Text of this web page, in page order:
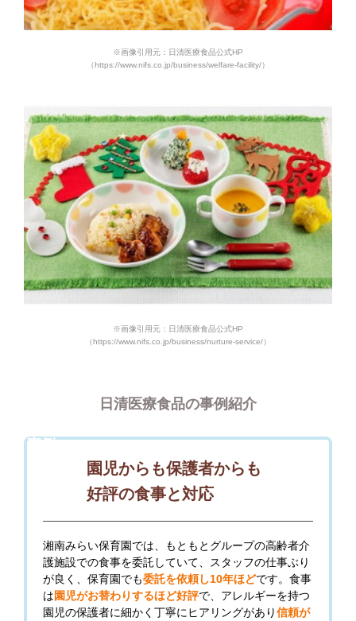
※画像引用元：日清医療食品公式HP
（https://www.nifs.co.jp/business/welfare-facility/）
※画像引用元：日清医療食品公式HP
（https://www.nifs.co.jp/business/nurture-service/）
日清医療食品の事例紹介
事例
園児からも保護者からも
好評の食事と対応
湘南みらい保育園では、もともとグループの高齢者介
護施設での食事を委託していて、スタッフの仕事ぶり
が良く、保育園でも委託を依頼し10年ほどです。食事
は園児がお替わりするほど好評で、アレルギーを持つ
園児の保護者に細かく丁寧にヒアリングがあり信頼が